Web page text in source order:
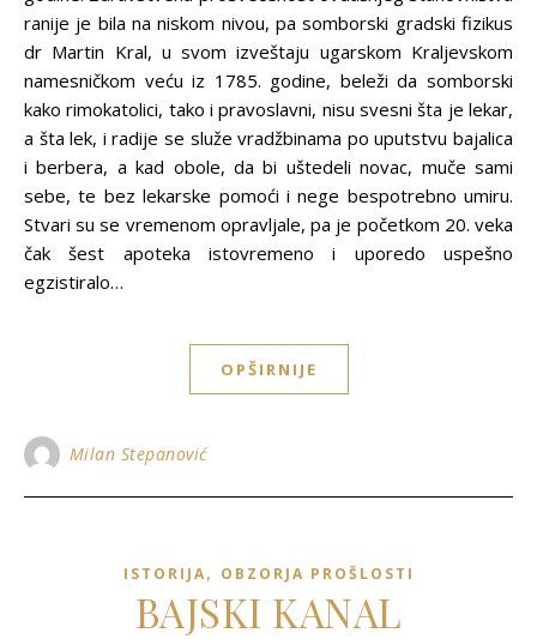
ranije je bila na niskom nivou, pa somborski gradski fizikus
dr Martin Kral, u svom izveštaju ugarskom Kraljevskom
namesničkom veću iz 1785. godine, beleži da somborski
kako rimokatolici, tako i pravoslavni, nisu svesni šta je lekar,
a šta lek, i radije se služe vradžbinama po uputstvu bajalica
i berbera, a kad obole, da bi uštedeli novac, muče sami
sebe, te bez lekarske pomoći i nege bespotrebno umiru.
Stvari su se vremenom opravljale, pa je početkom 20. veka
čak šest apoteka istovremeno i uporedo uspešno
egzistiralo…
OPŠIRNIJE
Milan Stepanović
ISTORIJA, OBZORJA PROŠLOSTI
BAJSKI KANAL